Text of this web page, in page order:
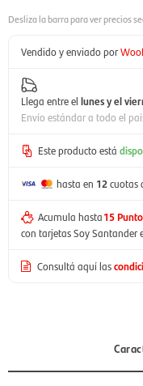
Vendido y enviado por
Llega entre el lunes y el
Envío estándar a todo el
Este producto está
hasta en 12cuotas
Acumula hasta15
con tarjetas Soy Santander
Consultá aquí las